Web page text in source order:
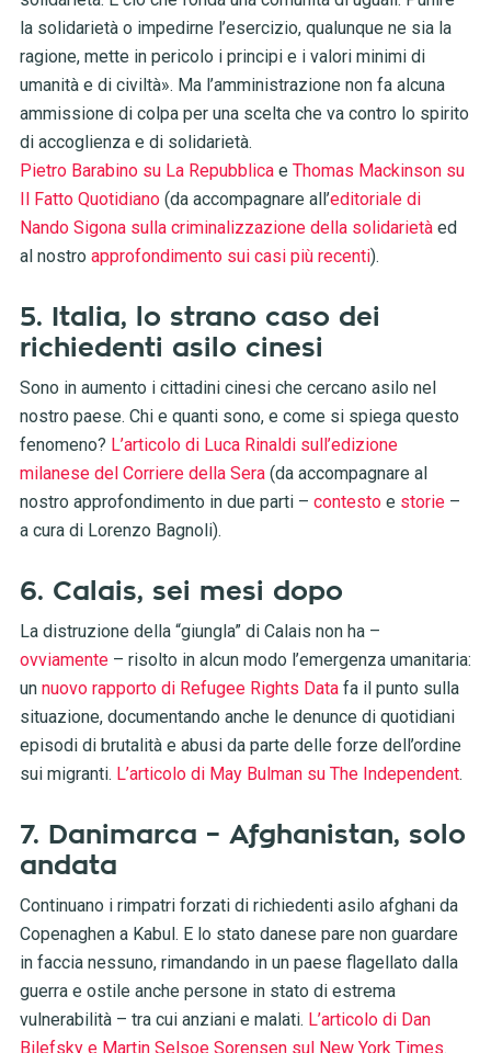
la solidarietà o impedirne l’esercizio, qualunque ne sia la
ragione, mette in pericolo i principi e i valori minimi di
umanità e di civiltà». Ma l’amministrazione non fa alcuna
ammissione di colpa per una scelta che va contro lo spirito
di accoglienza e di solidarietà.
Pietro Barabino su La Repubblicae Thomas Mackinson su
Il Fatto Quotidiano(da accompagnare all’editoriale di
Nando Sigona sulla criminalizzazione della solidarietàed
al nostro approfondimento sui casi più recenti).
5. Italia, lo strano caso dei
richiedenti asilo cinesi
Sono in aumento i cittadini cinesi che cercano asilo nel
nostro paese. Chi e quanti sono, e come si spiega questo
fenomeno? L’articolo di Luca Rinaldi sull’edizione
milanese del Corriere della Sera(da accompagnare al
nostro approfondimento in due parti – contestoe storie–
a cura di Lorenzo Bagnoli).
6. Calais, sei mesi dopo
La distruzione della “giungla” di Calais non ha –
ovviamente– risolto in alcun modo l’emergenza umanitaria:
un nuovo rapporto di Refugee Rights Datafa il punto sulla
situazione, documentando anche le denunce di quotidiani
episodi di brutalità e abusi da parte delle forze dell’ordine
sui migranti. L’articolo di May Bulman su The Independent.
7. Danimarca – Afghanistan, solo
andata
Continuano i rimpatri forzati di richiedenti asilo afghani da
Copenaghen a Kabul. E lo stato danese pare non guardare
in faccia nessuno, rimandando in un paese flagellato dalla
guerra e ostile anche persone in stato di estrema
vulnerabilità – tra cui anziani e malati. L’articolo di Dan
Bilefsky e Martin Selsoe Sorensen sul New York Times.